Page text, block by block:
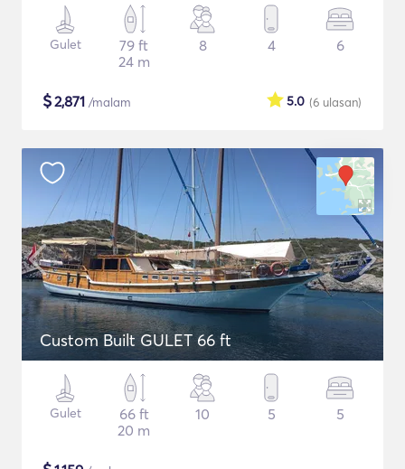
Gulet
79 ft
24 m
8 4 6
$2,871 /malam (6 ulasan)
5.0
Custom Built GULET 66 ft
Gulet
66 ft
20 m
10 5 5